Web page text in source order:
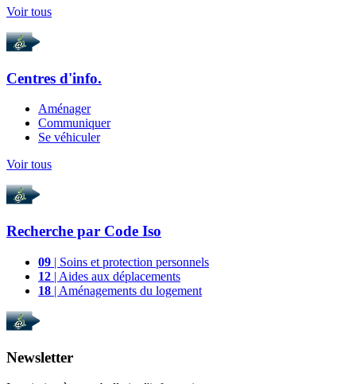
Voir tous
Centres d'info.
Aménager
Communiquer
Se véhiculer
Voir tous
Recherche par Code Iso
09 | Soins et protection personnels
12 | Aides aux déplacements
18 | Aménagements du logement
Newsletter